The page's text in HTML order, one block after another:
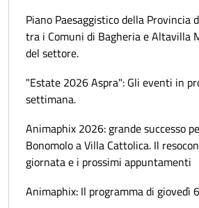
Piano Paesaggistico della Provincia
tra i Comuni di Bagheria e Altavilla
del settore.
"Estate 2026 Aspra": Gli eventi in
settimana.
Animaphix 2026: grande successo
Bonomolo a Villa Cattolica. Il
giornata e i prossimi appuntamenti
Animaphix: Il programma di giovedì